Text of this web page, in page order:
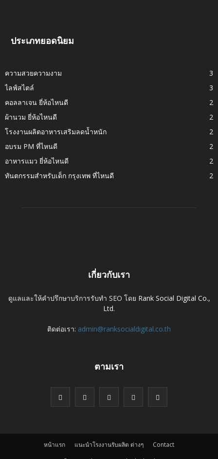
ประเภทยอดนิยม
ความสวยความงาม
3
ไลฟ์สไตล์
3
คอลลาเจน ยี่ห้อไหนดี
2
ผ้านวม ยี่ห้อไหนดี
2
โรงงานผลิตอาหารเสริมลดน้ำหนัก
2
อบรม PM ที่ไหนดี
2
อาหารแมว ยี่ห้อไหนดี
2
ทันตกรรมสำหรับเด็ก กรุงเทพ ที่ไหนดี
2
เกี่ยวกับเรา
ดูแลและให้คำปรึกษาบริการรับทำ SEO โดย Rank Social Digital Co.,
Ltd.
ติดต่อเรา: admin@ranksocialdigital.co.th
ตามเรา
หน้าแรก แนะนำโรงงานรับผลิต ต่างๆ
Contact